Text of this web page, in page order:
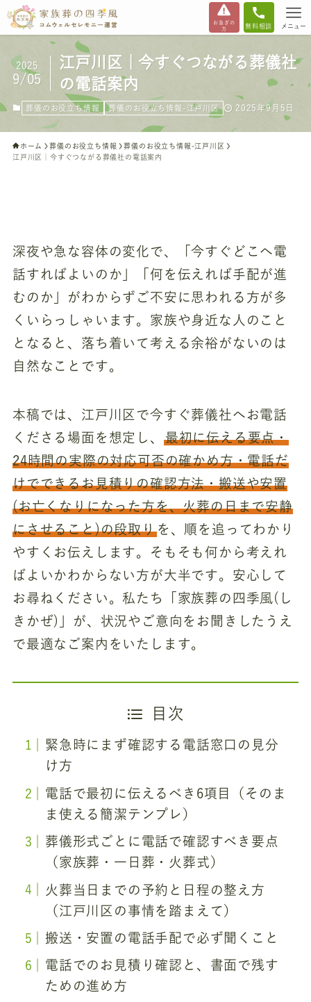
お急ぎの
方
無料相談 メニュー
江戸川区｜今すぐつながる葬儀社
の電話案内
2025
9/05
葬儀のお役立ち情報 葬儀のお役立ち情報-江戸川区 2025年9月5日
ホーム 葬儀のお役立ち情報
葬儀のお役立ち情報-江戸川区
江戸川区｜今すぐつながる葬儀社の電話案内
深夜や急な容体の変化で、「今すぐどこへ電
話すればよいのか」「何を伝えれば手配が進
むのか」がわからずご不安に思われる方が多
くいらっしゃいます。家族や身近な人のこと
となると、落ち着いて考える余裕がないのは
自然なことです。
本稿では、江戸川区で今すぐ葬儀社へお電話
くださる場面を想定し、
最初に伝える要点・
24時間の実際の対応可否の確かめ方・電話だ
けでできるお見積りの確認方法・搬送や安置
(お亡くなりになった方を、火葬の日まで安静
にさせること)の段取りを、順を追ってわかり
やすくお伝えします。そもそも何から考えれ
ばよいかわからない方が大半です。安心して
お尋ねください。私たち「家族葬の四季風(し
きかぜ)」が、状況やご意向をお聞きしたうえ
で最適なご案内をいたします。
目次
緊急時にまず確認する電話窓口の見分
け方
電話で最初に伝えるべき6項目（そのま
ま使える簡潔テンプレ）
葬儀形式ごとに電話で確認すべき要点
（家族葬・一日葬・火葬式）
火葬当日までの予約と日程の整え方
（江戸川区の事情を踏まえて）
搬送・安置の電話手配で必ず聞くこと
電話でのお見積り確認と、書面で残す
ための進め方